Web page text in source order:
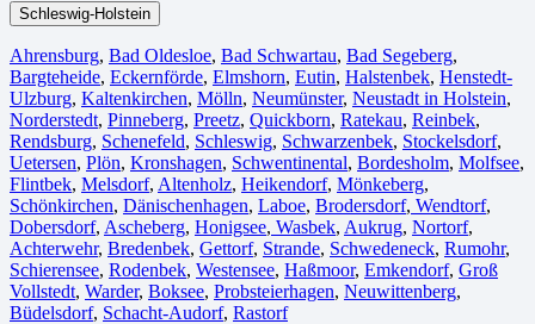
Schleswig-Holstein
Ahrensburg, Bad Oldesloe, Bad Schwartau, Bad Segeberg,
Bargteheide, Eckernförde, Elmshorn, Eutin, Halstenbek, Henstedt-
Ulzburg, Kaltenkirchen, Mölln, Neumünster, Neustadt in Holstein,
Norderstedt, Pinneberg, Preetz, Quickborn, Ratekau, Reinbek,
Rendsburg, Schenefeld, Schleswig, Schwarzenbek, Stockelsdorf,
Uetersen, Plön, Kronshagen, Schwentinental, Bordesholm, Molfsee,
Flintbek, Melsdorf, Altenholz, Heikendorf, Mönkeberg,
Schönkirchen, Dänischenhagen, Laboe, Brodersdorf, Wendtorf,
Dobersdorf, Ascheberg, Honigsee, Wasbek, Aukrug, Nortorf,
Achterwehr, Bredenbek, Gettorf, Strande, Schwedeneck, Rumohr,
Schierensee, Rodenbek, Westensee, Haßmoor, Emkendorf, Groß
Vollstedt, Warder, Boksee, Probsteierhagen, Neuwittenberg,
Büdelsdorf, Schacht-Audorf, Rastorf